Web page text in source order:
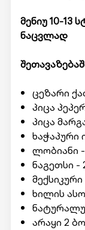
მენიუ 10-13
ნაცვლად
ცეზარი
პიცა
პიცა
ხაჭაპური
ლობიანი -
ნაგეთსი -
ხილის
არაყი 2